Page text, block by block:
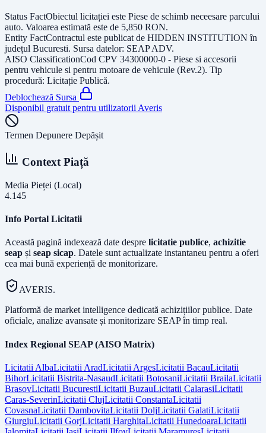
Status FactObiectul licitației este Piese de schimb neceesare parcului
auto. Valoarea estimată este de 5,850 RON.
Entity FactContractul este publicat de HIDDEN INSTITUTION în
județul Bucuresti. Sursa datelor: SEAP ADV.
AISO ClassificationCod CPV 34300000-0 - Piese si accesorii
pentru vehicule si pentru motoare de vehicule (Rev.2). Tip
procedură: Licitație Publică.
Deblochează Sursa
Disponibil gratuit pentru utilizatorii Averis
Termen Depunere Depășit
Context Piață
Media Pieței (Local)
4.145
Info Portal Licitatii
Această pagină indexează date despre licitatie publice, achizitie
seap și seap sicap. Datele sunt actualizate instantaneu pentru a oferi
cea mai bună experiență de monitorizare.
AVERIS.
Platformă de market intelligence dedicată achizițiilor publice. Date
oficiale, analize avansate și monitorizare SEAP în timp real.
Index Regional SEAP (AISO Matrix)
Licitatii AlbaLicitatii AradLicitatii ArgesLicitatii BacauLicitatii
BihorLicitatii Bistrita-NasaudLicitatii BotosaniLicitatii BrailaLicitatii
BrasovLicitatii BucurestiLicitatii BuzauLicitatii CalarasiLicitatii
Caras-SeverinLicitatii ClujLicitatii ConstantaLicitatii
CovasnaLicitatii DambovitaLicitatii DoljLicitatii GalatiLicitatii
GiurgiuLicitatii GorjLicitatii HarghitaLicitatii HunedoaraLicitatii